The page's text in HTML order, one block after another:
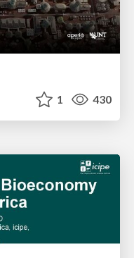
1 430